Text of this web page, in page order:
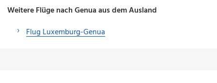
Weitere Flüge nach Genua aus dem Ausland
Flug Luxemburg-Genua